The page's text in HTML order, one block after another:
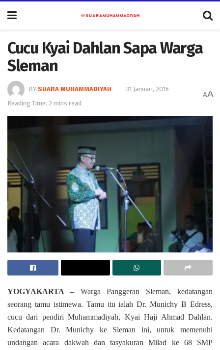
Cucu Kyai Dahlan Sapa Warga
Sleman
BY SUARA MUHAMMADIYAH
31 Januari, 2016
Reading Time: 2 mins read
AA
YOGYAKARTA – Warga Panggeran Sleman, kedatangan
seorang tamu istimewa. Tamu itu ialah Dr. Munichy B Edress,
cucu dari pendiri Muhammadiyah, Kyai Haji Ahmad Dahlan.
Kedatangan Dr. Munichy ke Sleman ini, untuk memenuhi
undangan acara dakwah dan tasyakuran Milad ke 68 SMP